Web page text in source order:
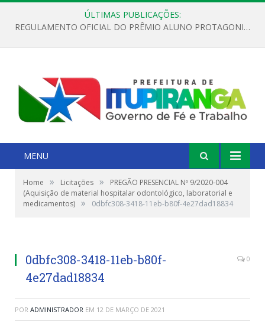
ÚLTIMAS PUBLICAÇÕES:
REGULAMENTO OFICIAL DO PRÊMIO ALUNO PROTAGONISTA – EDIÇÃO 2026
MENU
Home » Licitações »
PREGÃO PRESENCIAL Nº 9/2020-004
(Aquisição de material hospitalar odontológico, laboratorial e
medicamentos) » 0dbfc308-3418-11eb-b80f-4e27dad18834
0dbfc308-3418-11eb-b80f-
4e27dad18834
0
POR ADMINISTRADOR EM 12 DE MARÇO DE 2021